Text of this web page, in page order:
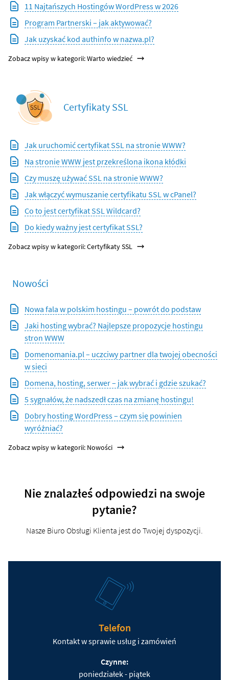
11 Najtańszych Hostingów WordPress w 2026
Program Partnerski – jak aktywować?
Jak uzyskać kod authinfo w nazwa.pl?
Zobacz wpisy w kategorii: Warto wiedzieć
Certyfikaty SSL
Jak uruchomić certyfikat SSL na stronie WWW?
Na stronie WWW jest przekreślona ikona kłódki
Czy muszę używać SSL na stronie WWW?
Jak włączyć wymuszanie certyfikatu SSL w cPanel?
Co to jest certyfikat SSL Wildcard?
Do kiedy ważny jest certyfikat SSL?
Zobacz wpisy w kategorii: Certyfikaty SSL
Nowości
Nowa fala w polskim hostingu – powrót do podstaw
Jaki hosting wybrać? Najlepsze propozycje hostingu
stron WWW
Domenomania.pl – uczciwy partner dla twojej obecności
w sieci
Domena, hosting, serwer – jak wybrać i gdzie szukać?
5 sygnałów, że nadszedł czas na zmianę hostingu!
Dobry hosting WordPress – czym się powinien
wyróżniać?
Zobacz wpisy w kategorii: Nowości
Nie znalazłeś odpowiedzi na swoje
pytanie?
Nasze Biuro Obsługi Klienta jest do Twojej dyspozycji.
Telefon
Kontakt w sprawie usług i zamówień
Czynne:
poniedziałek - piątek